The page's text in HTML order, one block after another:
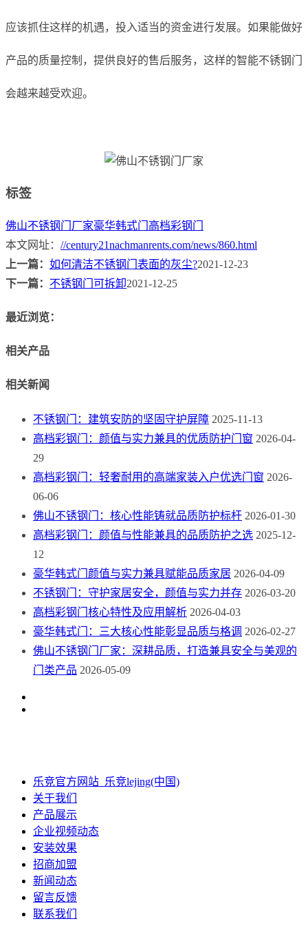
应该抓住这样的机遇，投入适当的资金进行发展。如果能做好
产品的质量控制，提供良好的售后服务，这样的智能不锈钢门
会越来越受欢迎。
标签
佛山不锈钢门厂家豪华韩式门 高档彩钢门
本文网址： //century21nachmanrents.com/news/860.html
上一篇： 如何清洁不锈钢门表面的灰尘?2021-12-23
下一篇： 不锈钢门可拆卸2021-12-25
最近浏览：
相关产品
相关新闻
不锈钢门：建筑安防的坚固守护屏障 2025-11-13
高档彩钢门：颜值与实力兼具的优质防护门窗 2026-04-
29
高档彩钢门：轻奢耐用的高端家装入户优选门窗 2026-
06-06
佛山不锈钢门：核心性能铸就品质防护标杆 2026-01-30
高档彩钢门：颜值与性能兼具的品质防护之选 2025-12-
12
豪华韩式门颜值与实力兼具赋能品质家居 2026-04-09
不锈钢门：守护家居安全，颜值与实力并存 2026-03-20
高档彩钢门核心特性及应用解析 2026-04-03
豪华韩式门：三大核心性能彰显品质与格调 2026-02-27
佛山不锈钢门厂家：深耕品质，打造兼具安全与美观的
门类产品 2026-05-09
乐竞官方网站_乐竞lejing(中国)
关于我们
产品展示
企业视频动态
安装效果
招商加盟
新闻动态
留言反馈
联系我们